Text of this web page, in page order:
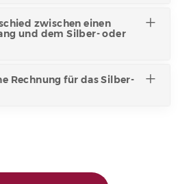
zwischen einen
und dem Silber- oder
Rechnung für das Silber-